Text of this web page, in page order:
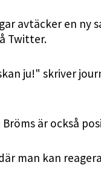
avtäcker en ny
Twitter.
ju!" skriver
är också
man kan